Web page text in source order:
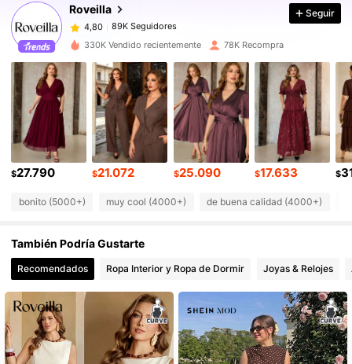
Roveilla
4,80
89K Seguidores
j***d pagóHace 1 día
4,80 89K Seguidores
4,80 89K Seguidores
4,80 89K Seguidores
89K Seguidores
4,80
89K Seguidores
4,80 89K Seguidores
Seguir
330K Vendido recientemente 78K Recompra
$27.790 $21.072 $25.090 $17.633 $
bonito (5000+) muy cool (4000+) de buena calidad (4000+)
También Podría Gustarte
Recomendados Ropa Interior y Ropa de Dormir Joyas & Relojes